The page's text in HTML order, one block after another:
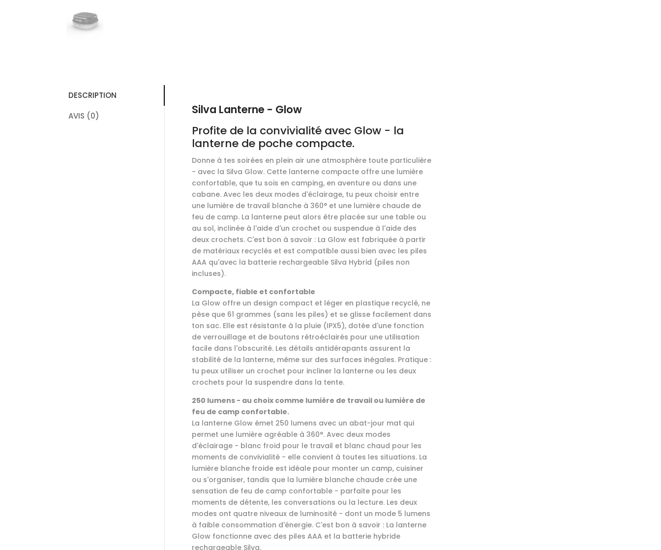
DESCRIPTION
AVIS (0)
Silva Lanterne - Glow
Profite de la convivialité avec Glow - la
lanterne de poche compacte.
Donne à tes soirées en plein air une atmosphère toute particulière
- avec la Silva Glow. Cette lanterne compacte offre une lumière
confortable, que tu sois en camping, en aventure ou dans une
cabane. Avec les deux modes d'éclairage, tu peux choisir entre
une lumière de travail blanche à 360° et une lumière chaude de
feu de camp. La lanterne peut alors être placée sur une table ou
au sol, inclinée à l'aide d'un crochet ou suspendue à l'aide des
deux crochets. C'est bon à savoir : La Glow est fabriquée à partir
de matériaux recyclés et est compatible aussi bien avec les piles
AAA qu'avec la batterie rechargeable Silva Hybrid (piles non
incluses).
Compacte, fiable et confortable
La Glow offre un design compact et léger en plastique recyclé, ne
pèse que 61 grammes (sans les piles) et se glisse facilement dans
ton sac. Elle est résistante à la pluie (IPX5), dotée d'une fonction
de verrouillage et de boutons rétroéclairés pour une utilisation
facile dans l'obscurité. Les détails antidérapants assurent la
stabilité de la lanterne, même sur des surfaces inégales. Pratique :
tu peux utiliser un crochet pour incliner la lanterne ou les deux
crochets pour la suspendre dans la tente.
250 lumens - au choix comme lumière de travail ou lumière de
feu de camp confortable.
La lanterne Glow émet 250 lumens avec un abat-jour mat qui
permet une lumière agréable à 360°. Avec deux modes
d'éclairage - blanc froid pour le travail et blanc chaud pour les
moments de convivialité - elle convient à toutes les situations. La
lumière blanche froide est idéale pour monter un camp, cuisiner
ou s'organiser, tandis que la lumière blanche chaude crée une
sensation de feu de camp confortable - parfaite pour les
moments de détente, les conversations ou la lecture. Les deux
modes ont quatre niveaux de luminosité - dont un mode 5 lumens
à faible consommation d'énergie. C'est bon à savoir : La lanterne
Glow fonctionne avec des piles AAA et la batterie hybride
rechargeable Silva.